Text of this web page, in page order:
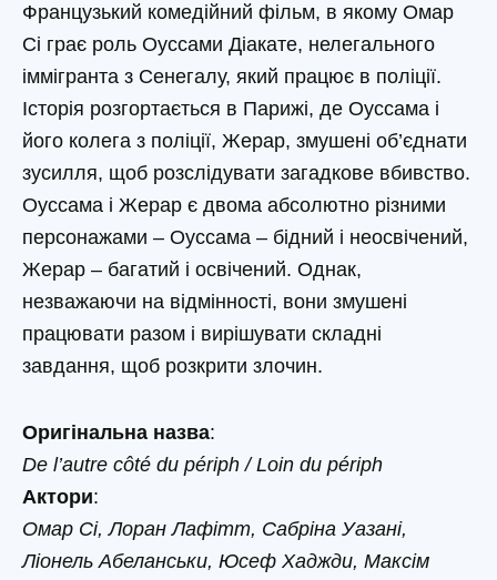
Французький комедійний фільм, в якому Омар
Сі грає роль Оуссами Діакате, нелегального
іммігранта з Сенегалу, який працює в поліції.
Історія розгортається в Парижі, де Оуссама і
його колега з поліції, Жерар, змушені об’єднати
зусилля, щоб розслідувати загадкове вбивство.
Оуссама і Жерар є двома абсолютно різними
персонажами – Оуссама – бідний і неосвічений,
Жерар – багатий і освічений. Однак,
незважаючи на відмінності, вони змушені
працювати разом і вирішувати складні
завдання, щоб розкрити злочин.
Оригінальна назва:
De l’autre côté du périph / Loin du périph
Актори:
Омар Сі, Лоран Лафітт, Сабріна Уазані,
Ліонель Абеланськи, Юсеф Хаджди, Максім